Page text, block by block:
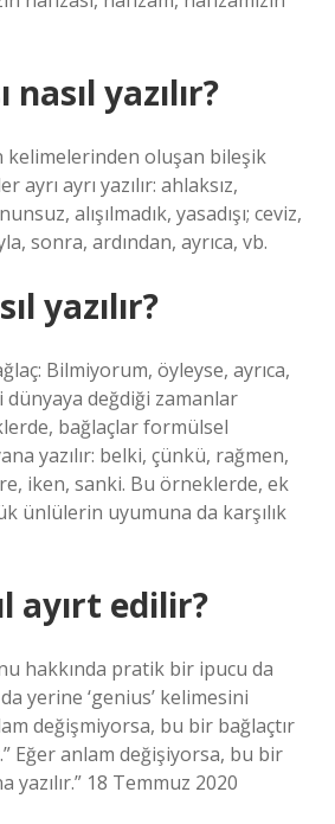
nasıl yazılır?
kelimelerinden oluşan bileşik
ayrı ayrı yazılır: ahlaksız,
alışılmadık, yasadışı; ceviz,
sonra, ardından, ayrıca, vb.
yazılır?
Bilmiyorum, öyleyse, ayrıca,
dünyaya değdiği zamanlar
bağlaçlar formülsel
yazılır: belki, çünkü, rağmen,
iken, sanki. Bu örneklerde, ek
ünlülerin uyumuna da karşılık
ayırt edilir?
hakkında pratik bir ipucu da
yerine ‘genius’ kelimesini
değişmiyorsa, bu bir bağlaçtır
Eğer anlam değişiyorsa, bu bir
yazılır.” 18 Temmuz 2020